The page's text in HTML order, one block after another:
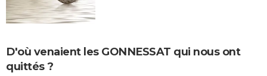
D'où venaient les GONNESSAT qui nous ont
quittés ?